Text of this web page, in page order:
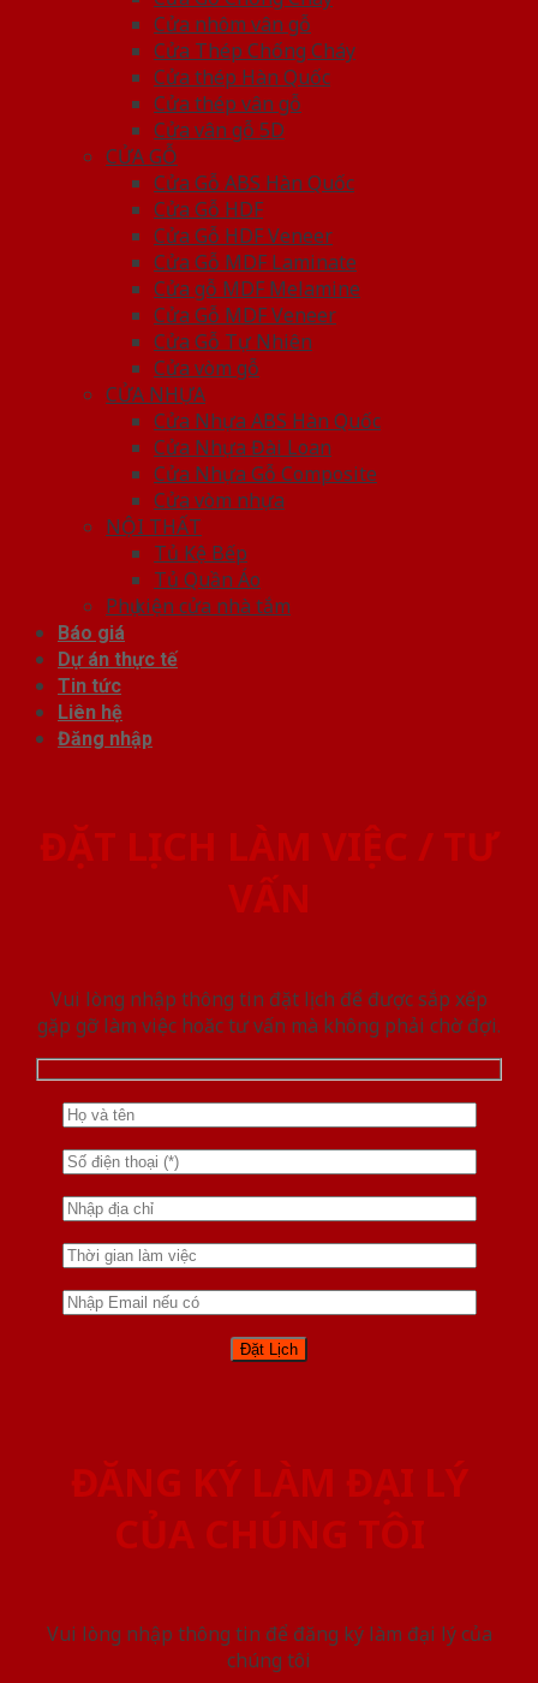
Cửa nhôm vân gỗ
Cửa Thép Chống Cháy
Cửa thép Hàn Quốc
Cửa thép vân gỗ
Cửa vân gỗ 5D
CỬA GỖ
Cửa Gỗ ABS Hàn Quốc
Cửa Gỗ HDF
Cửa Gỗ HDF Veneer
Cửa Gỗ MDF Laminate
Cửa gỗ MDF Melamine
Cửa Gỗ MDF Veneer
Cửa Gỗ Tự Nhiên
Cửa vòm gỗ
CỬA NHỰA
Cửa Nhựa ABS Hàn Quốc
Cửa Nhựa Đài Loan
Cửa Nhựa Gỗ Composite
Cửa vòm nhựa
NỘI THẤT
Tủ Kệ Bếp
Tủ Quần Áo
Phụ kiện cửa nhà tắm
Báo giá
Dự án thực tế
Tin tức
Liên hệ
Đăng nhập
ĐẶT LỊCH LÀM VIỆC / TƯ
VẤN
Vui lòng nhập thông tin đặt lịch để được sắp xếp
gặp gỡ làm việc hoăc tư vấn mà không phải chờ đợi.
ĐĂNG KÝ LÀM ĐẠI LÝ
CỦA CHÚNG TÔI
Vui lòng nhập thông tin để đăng ký làm đại lý của
chúng tôi